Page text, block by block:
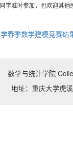
学准时参加，也欢迎其他
春季数学建模竞赛结
数学与统计学院
地址：重庆大学虎